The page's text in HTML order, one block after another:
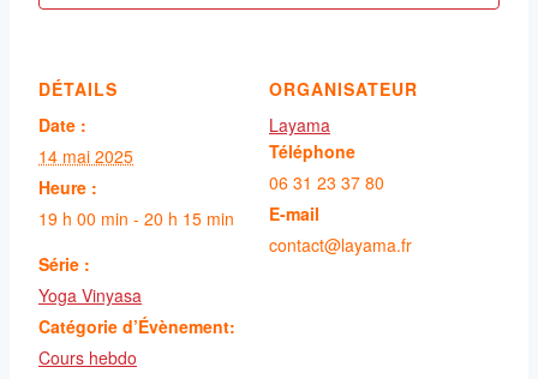
DÉTAILS
Date :
14 mai 2025
Heure :
19 h 00 min - 20 h 15 min
Série :
Yoga Vinyasa
Catégorie d’Évènement:
Cours hebdo
ORGANISATEUR
Layama
Téléphone
06 31 23 37 80
E-mail
contact@layama.fr